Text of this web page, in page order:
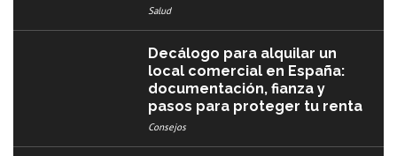
Salud
Decálogo para alquilar un
local comercial en España:
documentación, fianza y
pasos para proteger tu renta
Consejos